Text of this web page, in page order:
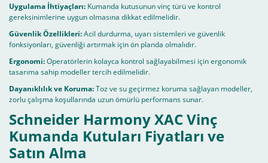
Uygulama İhtiyaçları: Kumanda kutusunun vinç türü ve kontrol
gereksinimlerine uygun olmasına dikkat edilmelidir.
Güvenlik Özellikleri:Acil durdurma, uyarı sistemleri ve güvenlik
fonksiyonları, güvenliği artırmak için ön planda olmalıdır.
Ergonomi:Operatörlerin kolayca kontrol sağlayabilmesi için ergonomik
tasarıma sahip modeller tercih edilmelidir.
Dayanıklılık ve Koruma:Toz ve su geçirmez koruma sağlayan modeller,
zorlu çalışma koşullarında uzun ömürlü performans sunar.
Schneider Harmony XAC Vinç
Kumanda Kutuları Fiyatları ve
Satın Alma